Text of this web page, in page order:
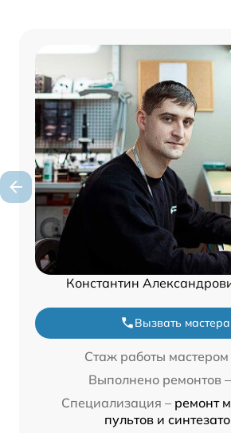
Константин
Вызвать мастера
Стаж работы мастером
Выполнено ремонтов –
Специализация – ремонт
пультов и